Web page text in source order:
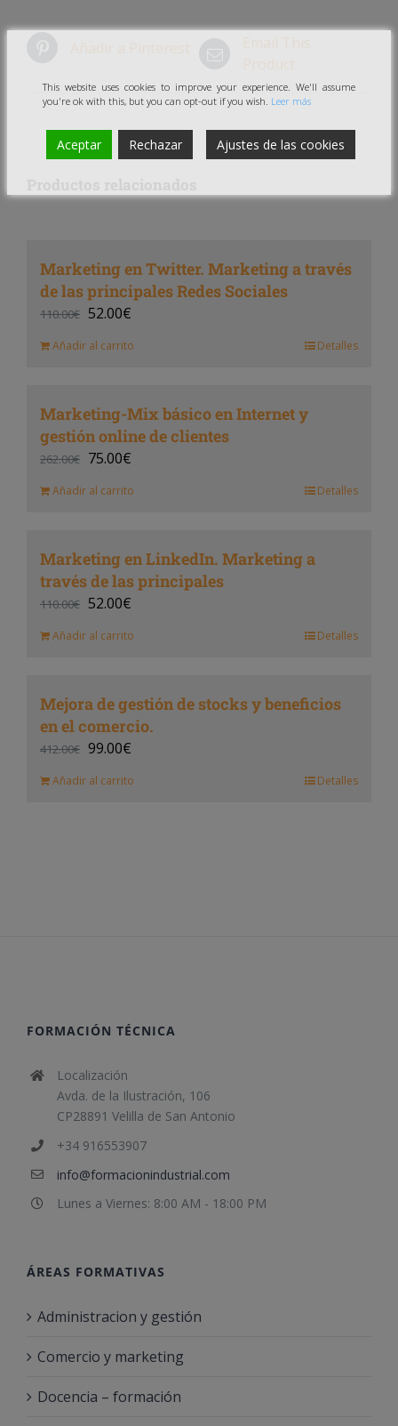
Marketing en Twitter. Marketing a través
de las principales Redes Sociales
110.00€ 52.00€
Añadir al carrito Detalles
Marketing-Mix básico en Internet y
gestión online de clientes
262.00€ 75.00€
Añadir al carrito Detalles
Marketing en LinkedIn. Marketing a
través de las principales
110.00€ 52.00€
Añadir al carrito Detalles
Mejora de gestión de stocks y beneficios
en el comercio.
412.00€ 99.00€
Añadir al carrito Detalles
FORMACIÓN TÉCNICA
Localización
Avda. de la Ilustración, 106
CP28891 Velilla de San Antonio
+34 916553907
info@formacionindustrial.com
Lunes a Viernes: 8:00 AM - 18:00 PM
ÁREAS FORMATIVAS
Administracion y gestión
Comercio y marketing
Docencia – formación
This website uses cookies to improve your experience. We'll assume
you're ok with this, but you can opt-out if you wish. Leer más
Aceptar Rechazar Ajustes de las cookies